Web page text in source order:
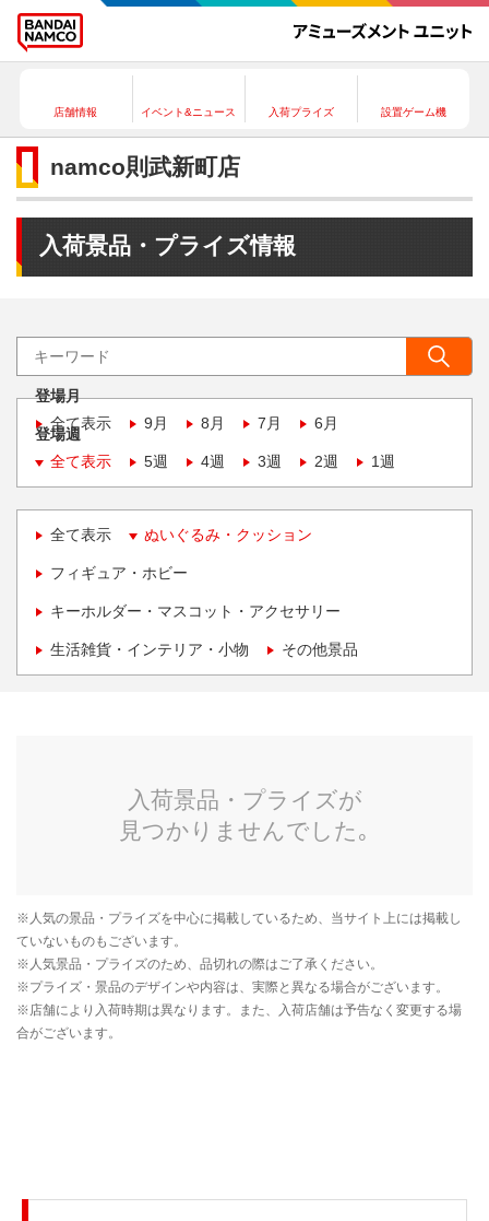
店舗情報 イベント&ニュース 入荷プライズ 設置ゲーム機
namco則武新町店
入荷景品・プライズ情報
登場月
全て表示
9月 8月 7月 6月
登場週
全て表示
5週 4週 3週 2週 1週
全て表示 ぬいぐるみ・クッション
フィギュア・ホビー
キーホルダー・マスコット・アクセサリー
生活雑貨・インテリア・小物 その他景品